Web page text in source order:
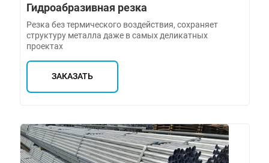
Гидроабразивная резка
Резка без термического воздействия, сохраняет
структуру металла даже в самых деликатных
проектах
ЗАКАЗАТЬ